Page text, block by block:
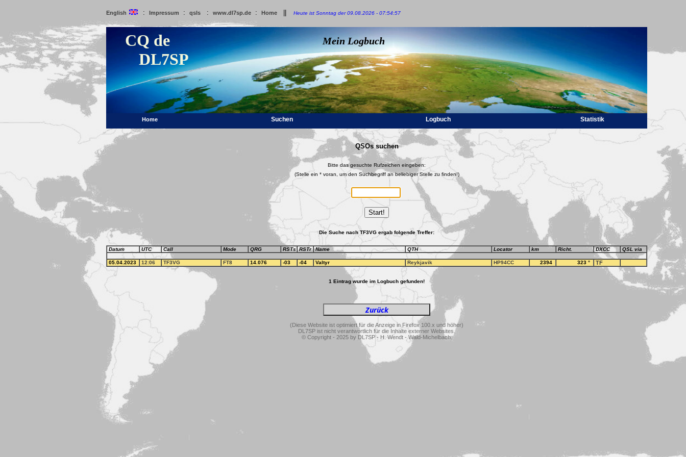
English : Impressum : qsls : www.dl7sp.de : Home Heute ist Sonntag der 09.08.2026 - 07:54:57
CQ de
DL7SP
Mein Logbuch
Home Suchen Logbuch Statistik
QSOs suchen
Bitte das gesuchte Rufzeichen eingeben:
(Stelle ein * voran, um den Suchbegriff an beliebiger Stelle zu finden!)
Start!
Die Suche nach TF3VG ergab folgende Treffer:
Datum UTC Call Mode QRG RSTs RSTr Name QTH Locator km Richt. DXCC QSL via
05.04.2023 12:06 TF3VG FT8 14.076 -03 -04 Valtyr Reykjavik HP94CC 2394 323 ° TF
1 Eintrag wurde im Logbuch gefunden!
(Diese Website ist optimiert für die Anzeige in Firefox 100.x und höher)
DL7SP ist nicht verantwortlich für die Inhalte externer Websites.
© Copyright - 2025 by DL7SP - H. Wendt - Wald-Michelbach.